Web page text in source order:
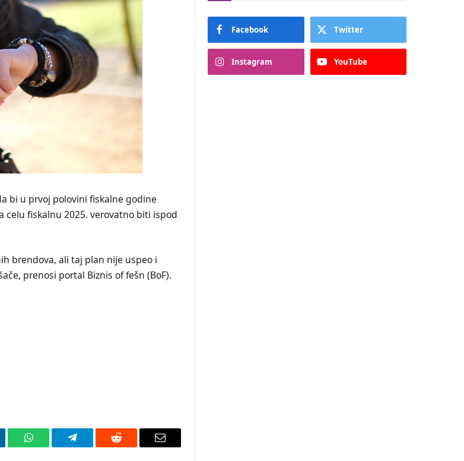
bi u prvoj polovini fiskalne godine
celu fiskalnu 2025. verovatno biti ispod
brendova, ali taj plan nije uspeo i
prenosi portal Biznis of fešn (BoF).
WhatsAppTelegram Reddit Email
Facebook Twitter
Instagram YouTube